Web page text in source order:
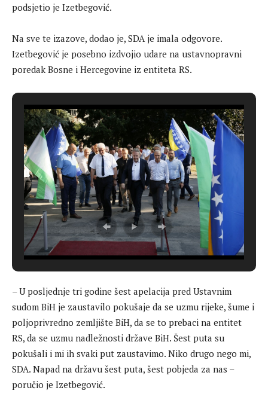
podsjetio je Izetbegović.
Na sve te izazove, dodao je, SDA je imala odgovore.
Izetbegović je posebno izdvojio udare na ustavnopravni
poredak Bosne i Hercegovine iz entiteta RS.
– U posljednje tri godine šest apelacija pred Ustavnim
sudom BiH je zaustavilo pokušaje da se uzmu rijeke, šume i
poljoprivredno zemljište BiH, da se to prebaci na entitet
RS, da se uzmu nadležnosti države BiH. Šest puta su
pokušali i mi ih svaki put zaustavimo. Niko drugo nego mi,
SDA. Napad na državu šest puta, šest pobjeda za nas –
poručio je Izetbegović.